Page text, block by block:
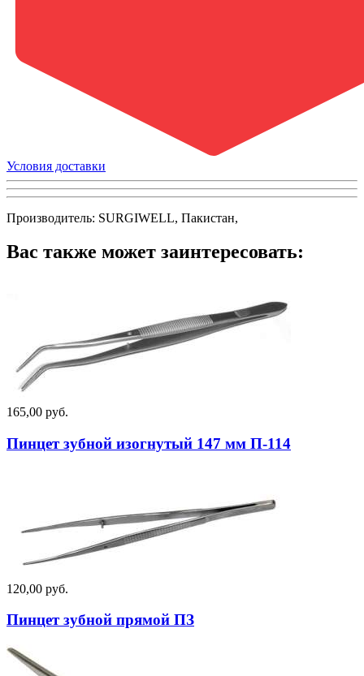
Условия доставки
Производитель: SURGIWELL, Пакистан,
Вас также может заинтересовать:
165,00 руб.
Пинцет зубной изогнутый 147 мм П-114
120,00 руб.
Пинцет зубной прямой ПЗ